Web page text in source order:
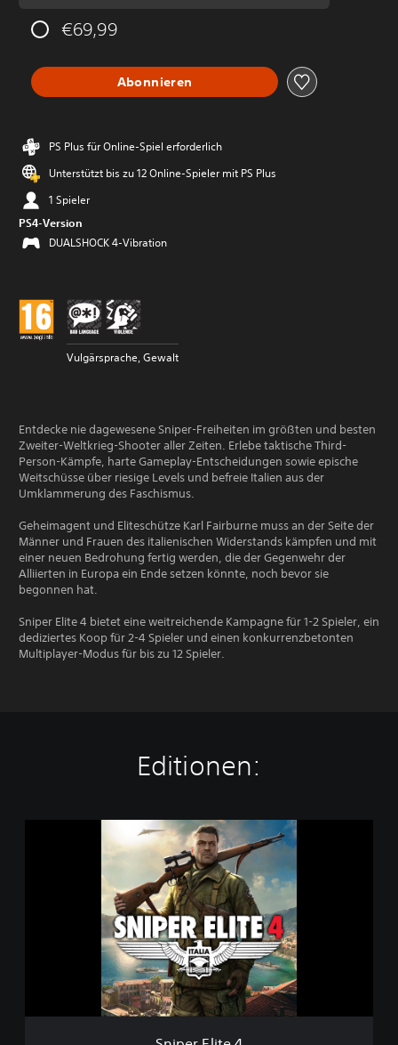
€69,99
Abonnieren
PS Plus für Online-Spiel erforderlich
Unterstützt bis zu 12 Online-Spieler mit PS Plus
1 Spieler
PS4-Version
DUALSHOCK 4-Vibration
Vulgärsprache, Gewalt
Entdecke nie dagewesene Sniper-Freiheiten im größten und besten
Zweiter-Weltkrieg-Shooter aller Zeiten. Erlebe taktische Third-
Person-Kämpfe, harte Gameplay-Entscheidungen sowie epische
Weitschüsse über riesige Levels und befreie Italien aus der
Umklammerung des Faschismus.
Geheimagent und Eliteschütze Karl Fairburne muss an der Seite der
Männer und Frauen des italienischen Widerstands kämpfen und mit
einer neuen Bedrohung fertig werden, die der Gegenwehr der
Alliierten in Europa ein Ende setzen könnte, noch bevor sie
begonnen hat.
Sniper Elite 4 bietet eine weitreichende Kampagne für 1-2 Spieler, ein
dediziertes Koop für 2-4 Spieler und einen konkurrenzbetonten
Multiplayer-Modus für bis zu 12 Spieler.
Editionen:
4